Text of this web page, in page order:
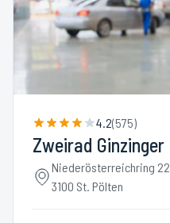
4.2(575)
Zweirad Ginzinger
Niederösterreichring 22
3100 St. Pölten